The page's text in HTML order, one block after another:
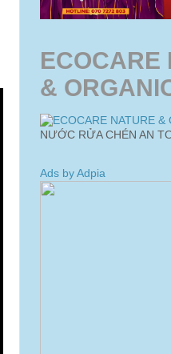
ECOCARE
&
NƯỚC RỬA CHÉN AN
Ads by Adpia